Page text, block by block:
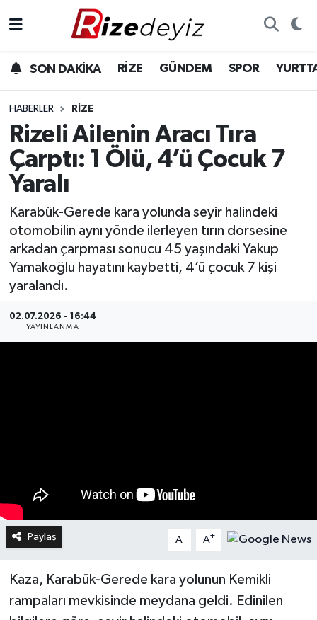
SON DAKİKA RİZE GÜNDEM SPOR
HABERLER RIZE
Rizeli Ailenin Aracı Tıra
Çarptı: 1 Ölü, 4’ü Çocuk 7
Yaralı
Karabük-Gerede kara yolunda seyir halindeki
otomobilin aynı yönde ilerleyen tırın dorsesine
arkadan çarpması sonucu 45 yaşındaki Yakup
Yamakoğlu hayatını kaybetti, 4’ü çocuk 7 kişi
yaralandı.
02.07.2026 - 16:44
YAYINLANMA
Paylaş A- A+
Kaza, Karabük-Gerede kara yolunun Kemikli
rampaları mevkisinde meydana geldi. Edinilen
Gündem
Yurttan Haberler
Ekonomi
Sağlık
Rize Hava Durumu
Rize Trafik Yoğunluk Haritası
Süper Lig Puan Durumu ve Fikstür
Son Dakika Haberleri
Haber Arşivi